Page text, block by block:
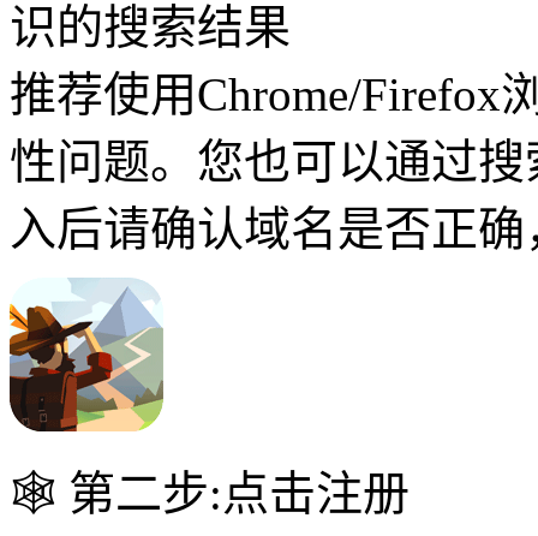
识的搜索结果
推荐使用Chrome/Firefox
性问题。您也可以通过
入后请确认域名是否正
🕸 第二步:点击注册